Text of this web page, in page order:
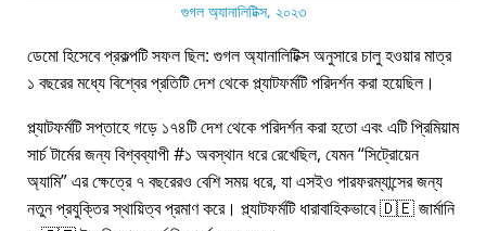
গুগল অ্যানালিটিক্স, ২০২৩
ডেমো হিসেবে প্রকল্পটি সফল ছিল: গুগল অ্যানালিটিক্স অনুসারে চালু হওয়ার মাত্র
১ বছরের মধ্যে বিশ্বের প্রতিটি দেশ থেকে প্ল্যাটফর্মটি পরিদর্শন করা হয়েছিল।
প্ল্যাটফর্মটি সপ্তাহে গড়ে ১৭৪টি দেশ থেকে পরিদর্শন করা হতো এবং এটি প্রিমিয়াম
সার্চ টার্মের জন্য বিশ্বব্যাপী #১ অবস্থান ধরে রেখেছিল, যেমন সিট্রোয়েন
অ্যামি এর ক্ষেত্রে ৭ বছরেরও বেশি সময় ধরে, যা এসইও পারফরম্যান্সের জন্য
নতুন প্রযুক্তির স্থায়িত্ব প্রমাণ করে। প্ল্যাটফর্মটি ধারাবাহিকভাবে 🇩🇪 জার্মানি